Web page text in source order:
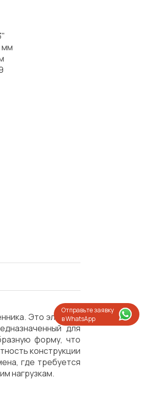
Отправьте заявку
в WhatsApp
мм
Это элемент
для
форму, что
конструкции
где требуется
нагрузкам.